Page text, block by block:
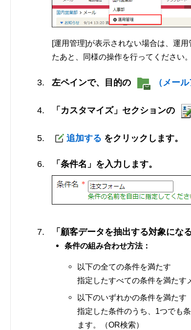
[運用管理]が表示されない場合は、運
たあと、同様の操作を行ってください。
左ペインで、目的の （メー
「カスタマイズ」セクションの
追加する をクリックします。
「条件名」を入力します。
「顧客データを抽出する対象にな
条件の組み合わせ方法：
以下の全ての条件を満たす
指定したすべての条件を満たす
以下のいずれかの条件を満たす
指定した条件のうち、1つでも
ます。（OR検索）